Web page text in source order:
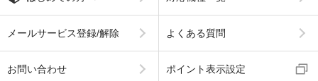
メールサービス登録/解除 よくある質問
お問い合わせ ポイント表示設定